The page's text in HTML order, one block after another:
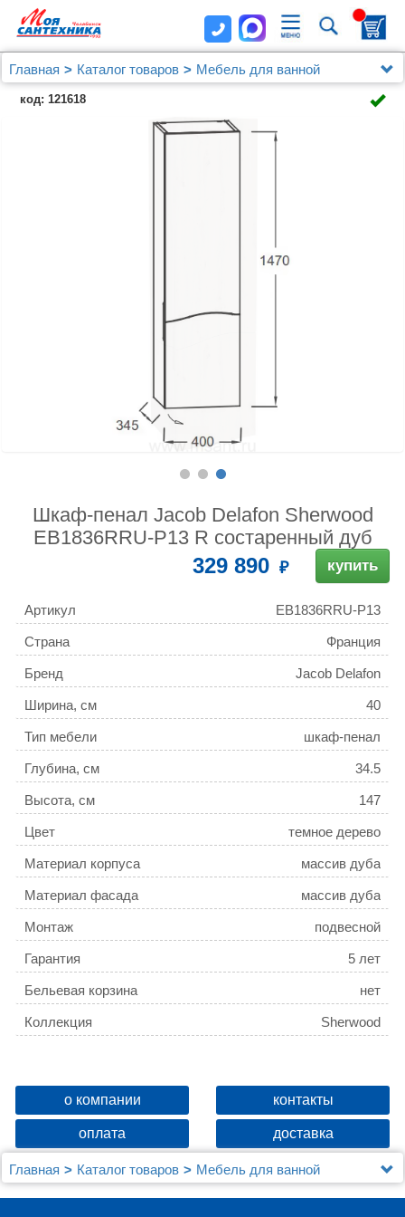
Главная Каталог товаров
Мебель для ванной
Шкафы - пеналы
Шкаф-пенал Jacob Delafon Sherwood EB1836RRU-
P13 R состаренный дуб
код: 121618
Шкаф-пенал Jacob Delafon Sherwood
EB1836RRU-P13 R состаренный дуб
329 890 купить
Артикул EB1836RRU-P13
Страна Франция
Бренд Jacob Delafon
Ширина, см 40
Тип мебели шкаф-пенал
Глубина, см 34.5
Высота, см 147
Цвет темное дерево
Материал корпуса массив дуба
Материал фасада массив дуба
Монтаж подвесной
Гарантия 5 лет
Бельевая корзина нет
Коллекция Sherwood
о компании контакты
оплата доставка
Главная Каталог товаров
Мебель для ванной
Шкафы - пеналы